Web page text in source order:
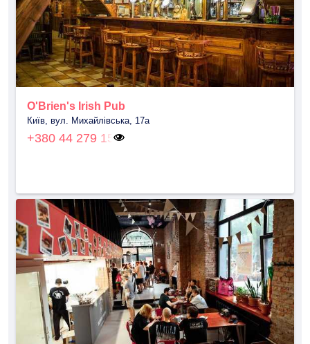
O'Brien's Irish Pub
Київ, вул. Михайлівська, 17a
+380 44 279 15